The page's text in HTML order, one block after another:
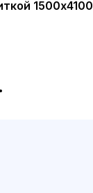
1500x4100